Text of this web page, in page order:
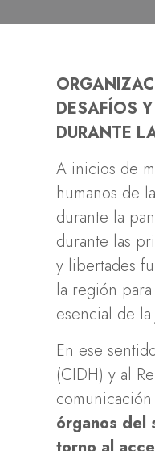
DESAFÍOS
DURANTE
A inicios de
humanos de
durante la
durante las
y libertades
la región
esencial de
En ese
(CIDH) y al
órganos del